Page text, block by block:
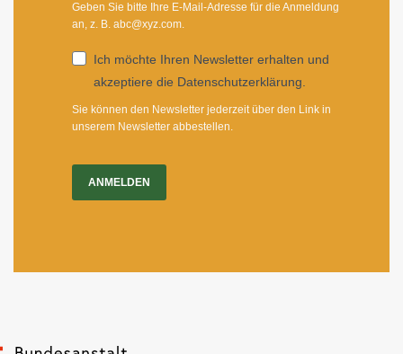
Geben Sie bitte Ihre E-Mail-Adresse für die Anmeldung
an, z. B. abc@xyz.com.
Ich möchte Ihren Newsletter erhalten und
akzeptiere die Datenschutzerklärung.
Sie können den Newsletter jederzeit über den Link in
unserem Newsletter abbestellen.
ANMELDEN